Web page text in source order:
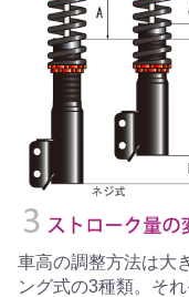
車高の調整方法は大
ング式の3種類。そ